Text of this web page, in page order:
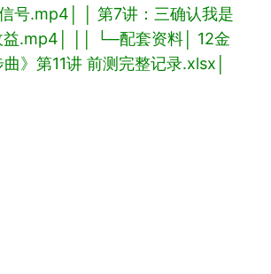
号.mp4 │ │ 第7讲：三确认我是
益.mp4 │ └─配套资料 │ 12金
曲》第11讲 前测完整记录.xlsx